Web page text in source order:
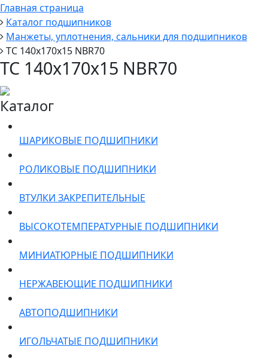
Главная страница
Каталог подшипников
Манжеты, уплотнения, сальники для подшипников
TC 140x170x15 NBR70
TC 140x170x15 NBR70
Каталог
ШАРИКОВЫЕ ПОДШИПНИКИ
РОЛИКОВЫЕ ПОДШИПНИКИ
ВТУЛКИ ЗАКРЕПИТЕЛЬНЫЕ
ВЫСОКОТЕМПЕРАТУРНЫЕ ПОДШИПНИКИ
МИНИАТЮРНЫЕ ПОДШИПНИКИ
НЕРЖАВЕЮЩИЕ ПОДШИПНИКИ
АВТОПОДШИПНИКИ
ИГОЛЬЧАТЫЕ ПОДШИПНИКИ